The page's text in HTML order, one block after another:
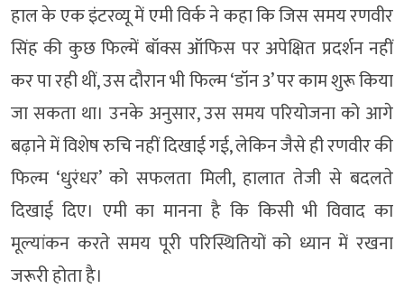
हाल के एक इंटरव्यू में एमी विर्क ने कहा कि जिस समय रणवीर
सिंह की कुछ फिल्में बॉक्स ऑफिस पर अपेक्षित प्रदर्शन नहीं
कर पा रही थीं, उस दौरान भी फिल्म ‘डॉन 3’ पर काम शुरू किया
जा सकता था। उनके अनुसार, उस समय परियोजना को आगे
बढ़ाने में विशेष रुचि नहीं दिखाई गई, लेकिन जैसे ही रणवीर की
फिल्म ‘धुरंधर’ को सफलता मिली, हालात तेजी से बदलते
दिखाई दिए। एमी का मानना है कि किसी भी विवाद का
मूल्यांकन करते समय पूरी परिस्थितियों को ध्यान में रखना
जरूरी होता है।